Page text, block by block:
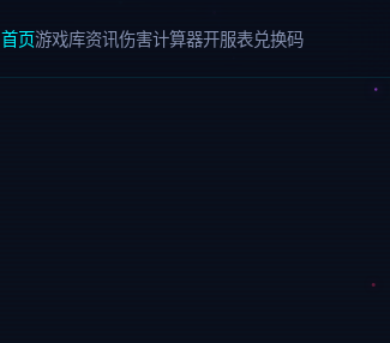
首页游戏库资讯伤害计算器开服表兑换码